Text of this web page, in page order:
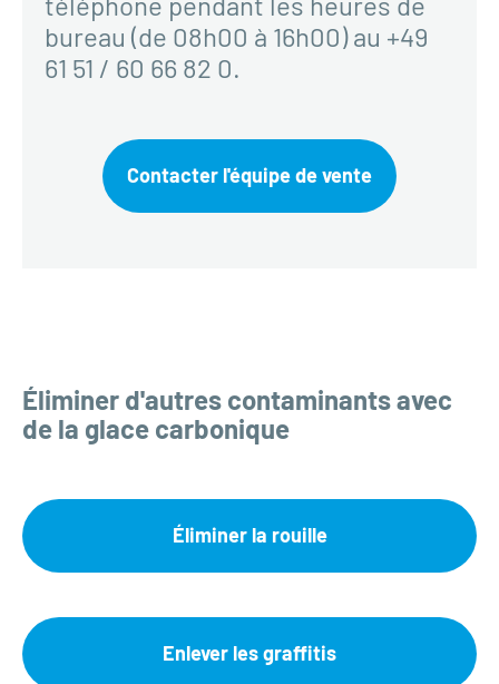
bureau (de 08h00 à 16h00) au +49
61 51 / 60 66 82 0.
Contacter l'équipe de vente
Éliminer d'autres contaminants avec
de la glace carbonique
Éliminer la rouille
Enlever les graffitis